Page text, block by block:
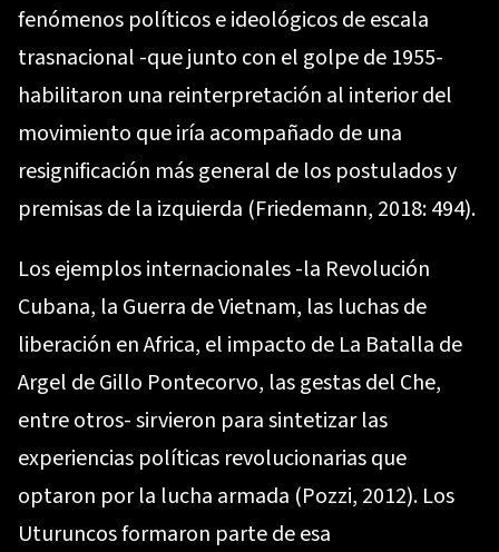
fenómenos políticos e ideológicos de escala
trasnacional -que junto con el golpe de 1955-
habilitaron una reinterpretación al interior del
movimiento que iría acompañado de una
resignificación más general de los postulados y
premisas de la izquierda (Friedemann, 2018: 494).
Los ejemplos internacionales -la Revolución
Cubana, la Guerra de Vietnam, las luchas de
liberación en Africa, el impacto de La Batalla de
Argel de Gillo Pontecorvo, las gestas del Che,
entre otros- sirvieron para sintetizar las
experiencias políticas revolucionarias que
optaron por la lucha armada (Pozzi, 2012). Los
Uturuncos formaron parte de esa